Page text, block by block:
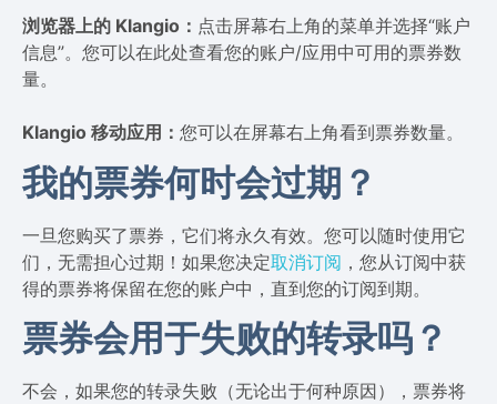
浏览器上的 Klangio： 点击屏幕右上角的菜单并选择“账户
信息”。您可以在此处查看您的账户/应用中可用的票券数
量。
Klangio 移动应用： 您可以在屏幕右上角看到票券数量。
我的票券何时会过期？
一旦您购买了票券，它们将永久有效。您可以随时使用它
们，无需担心过期！如果您决定取消订阅 ，您从订阅中获
得的票券将保留在您的账户中，直到您的订阅到期。
票券会用于失败的转录吗？
不会，如果您的转录失败（无论出于何种原因），票券将